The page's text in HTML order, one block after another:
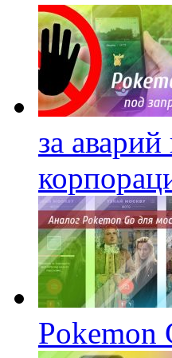
за
Pokemon